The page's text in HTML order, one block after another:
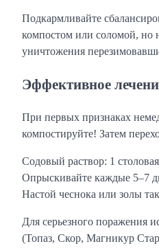
Подкармливайте
компостом или соломой, но
уничтожения
Эффективное
При первых признаках
компостируйте! Затем
Содовый раствор: 1
Опрыскивайте каждые 5–7
Настой чеснока или золы
Для серьезного поражения
(Топаз, Скор, Магникур